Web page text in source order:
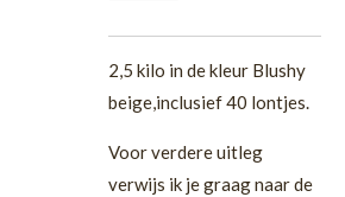
2,5 kilo in de kleur Blushy
beige,inclusief 40 lontjes.
Voor verdere uitleg
verwijs ik je graag naar de